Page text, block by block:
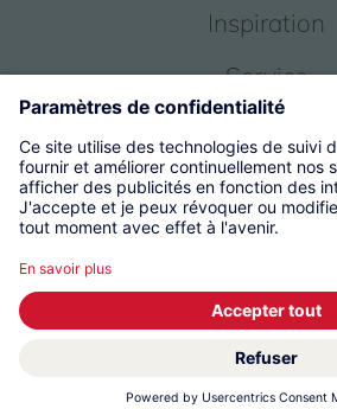
Inspiration
Service
© 2026 KWC Group
Conditions générales
Protection des